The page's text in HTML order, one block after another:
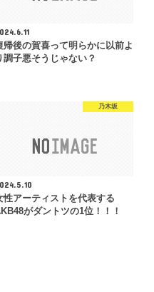
帰後の賀喜って明らかに以前よ
調子悪そうじゃない？
乃木坂
性アーティストを代表する
がダントツの1位！！！